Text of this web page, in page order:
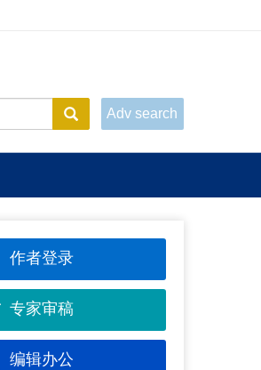
Adv search
作者登录
专家审稿
编辑办公